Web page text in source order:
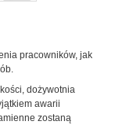
pracowników, jak
dożywotnia
awarii
zostaną